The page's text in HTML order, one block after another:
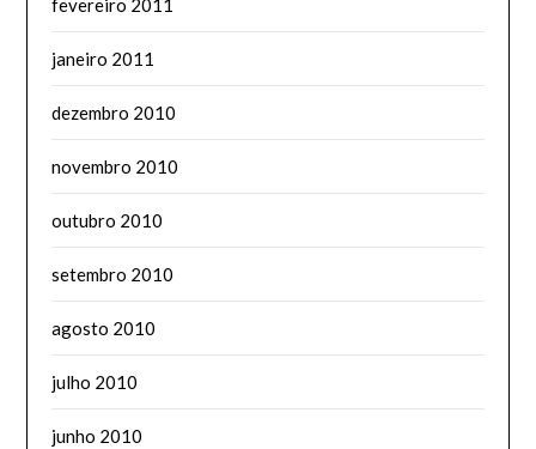
fevereiro 2011
janeiro 2011
dezembro 2010
novembro 2010
outubro 2010
setembro 2010
agosto 2010
julho 2010
junho 2010